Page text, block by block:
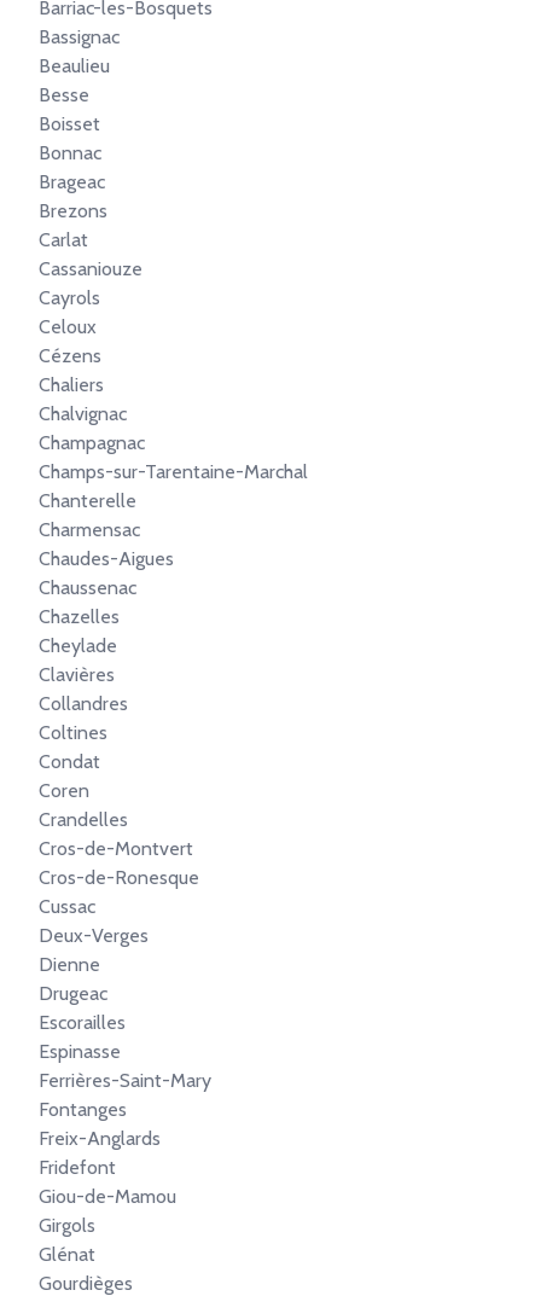
Barriac-les-Bosquets
Bassignac
Beaulieu
Besse
Boisset
Bonnac
Brageac
Brezons
Carlat
Cassaniouze
Cayrols
Celoux
Cézens
Chaliers
Chalvignac
Champagnac
Champs-sur-Tarentaine-Marchal
Chanterelle
Charmensac
Chaudes-Aigues
Chaussenac
Chazelles
Cheylade
Clavières
Collandres
Coltines
Condat
Coren
Crandelles
Cros-de-Montvert
Cros-de-Ronesque
Cussac
Deux-Verges
Dienne
Drugeac
Escorailles
Espinasse
Ferrières-Saint-Mary
Fontanges
Freix-Anglards
Fridefont
Giou-de-Mamou
Girgols
Glénat
Gourdièges